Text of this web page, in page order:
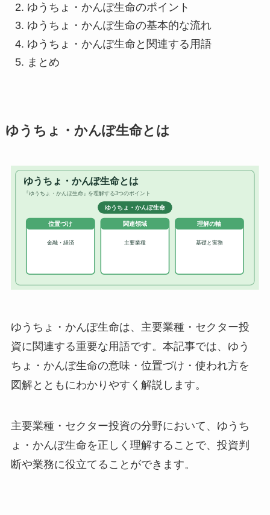
ゆうちょ・かんぽ生命のポイント
ゆうちょ・かんぽ生命の基本的な流れ
ゆうちょ・かんぽ生命と関連する用語
まとめ
ゆうちょ・かんぽ生命とは
ゆうちょ・かんぽ生命は、主要業種・セクター投
資に関連する重要な用語です。本記事では、ゆう
ちょ・かんぽ生命の意味・位置づけ・使われ方を
図解とともにわかりやすく解説します。
主要業種・セクター投資の分野において、ゆうち
ょ・かんぽ生命を正しく理解することで、投資判
断や業務に役立てることができます。